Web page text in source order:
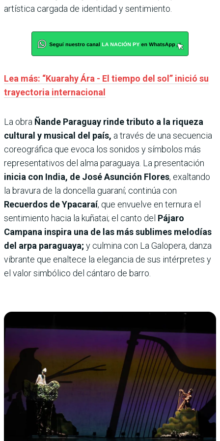
artística cargada de identidad y sentimiento.
Lea más: “Kuarahy Ára - El tiempo del sol” inició su
trayectoria internacional
La obra Ñande Paraguay rinde tributo a la riqueza
cultural y musical del país, a través de una secuencia
coreográfica que evoca los sonidos y símbolos más
representativos del alma paraguaya. La presentación
inicia con India, de José Asunción Flores, exaltando
la bravura de la doncella guaraní; continúa con
Recuerdos de Ypacaraí, que envuelve en ternura el
sentimiento hacia la kuñatai; el canto del Pájaro
Campana inspira una de las más sublimes melodías
del arpa paraguaya; y culmina con La Galopera, danza
vibrante que enaltece la elegancia de sus intérpretes y
el valor simbólico del cántaro de barro.